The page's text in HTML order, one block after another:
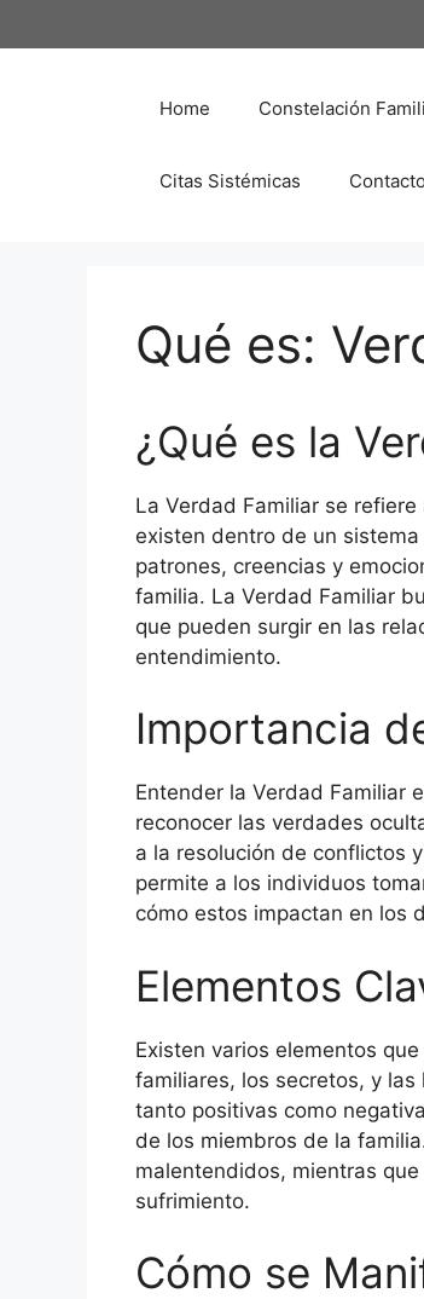
al
Home Constelación
Citas Sistémicas Contacto
Qué es:
¿Qué es la
La Verdad Familiar se
existen dentro de un
patrones, creencias y
familia. La Verdad Familiar
que pueden surgir en las
entendimiento.
Importancia
Entender la Verdad Familiar
reconocer las verdades
a la resolución de conflictos
permite a los individuos
cómo estos impactan en los
Elementos
Existen varios elementos
familiares, los secretos, y
tanto positivas como
de los miembros de la
malentendidos, mientras
sufrimiento.
Cómo se